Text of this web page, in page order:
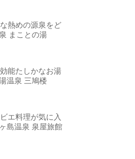
熱めの源泉をど
まことの湯
能たしかなお湯
温泉 三鳩楼
エ料理が気に入
島温泉 泉屋旅館